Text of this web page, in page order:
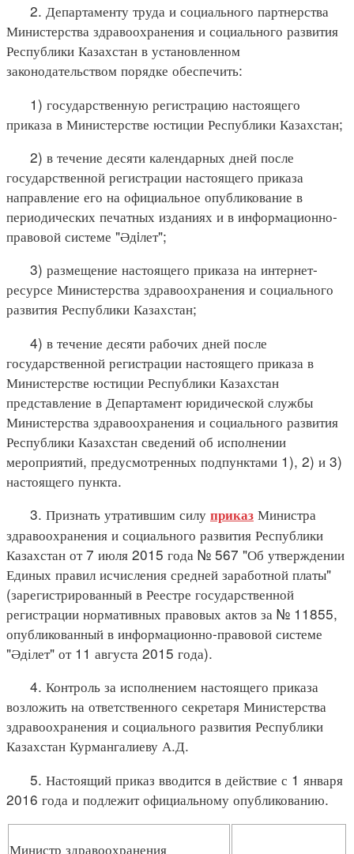
2. Департаменту труда и социального партнерства
Министерства здравоохранения и социального развития
Республики Казахстан в установленном
законодательством порядке обеспечить:
1) государственную регистрацию настоящего
приказа в Министерстве юстиции Республики Казахстан;
2) в течение десяти календарных дней после
государственной регистрации настоящего приказа
направление его на официальное опубликование в
периодических печатных изданиях и в информационно-
правовой системе "Әдiлет";
3) размещение настоящего приказа на интернет-
ресурсе Министерства здравоохранения и социального
развития Республики Казахстан;
4) в течение десяти рабочих дней после
государственной регистрации настоящего приказа в
Министерстве юстиции Республики Казахстан
представление в Департамент юридической службы
Министерства здравоохранения и социального развития
Республики Казахстан сведений об исполнении
мероприятий, предусмотренных подпунктами 1), 2) и 3)
настоящего пункта.
3. Признать утратившим силу приказ Министра
здравоохранения и социального развития Республики
Казахстан от 7 июля 2015 года № 567 "Об утверждении
Единых правил исчисления средней заработной платы"
(зарегистрированный в Реестре государственной
регистрации нормативных правовых актов за № 11855,
опубликованный в информационно-правовой системе
"Әділет" от 11 августа 2015 года).
4. Контроль за исполнением настоящего приказа
возложить на ответственного секретаря Министерства
здравоохранения и социального развития Республики
Казахстан Курмангалиеву А.Д.
5. Настоящий приказ вводится в действие с 1 января
2016 года и подлежит официальному опубликованию.
Министр здравоохранения